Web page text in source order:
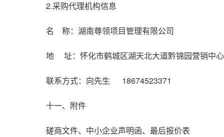
2.采购代理机构信息
名 称：湖南尊领项目管理有限公司
地 址：怀化市鹤城区湖天北大道黔锦园营销中
联系方式：向先生 18674523371
十一、附件
磋商文件、中小企业声明函、最后报价表